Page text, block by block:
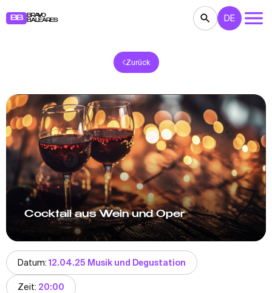
BB
BRAVO
BALEARES
THEATER
RESTAURANTS MÄRKTE PARTEIEN
FÜR KINDER BB NOTE
DE
Zurück
Cocktail aus Wein und Oper
Datum:12.04.25 Musik und Degustation
Zeit: 20:00